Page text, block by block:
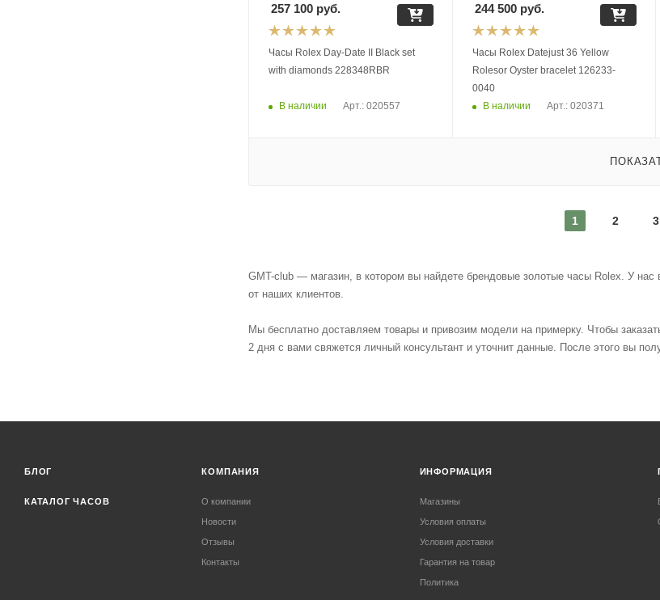
Часы Rolex Day-Date II Black set
with diamonds 228348RBR
В наличии Арт.: 020557
257 100 руб.
Часы Rolex Datejust 36 Yellow
Rolesor Oyster bracelet 126233-
0040
В наличии
Арт.: 020371
244 500руб.
1 2 3
GMT-club — магазин, в котором вы найдете брендовые золотые часы Rolex. У
от наших клиентов.
Мы бесплатно доставляем товары и привозим модели на примерку. Чтобы
2 дня с вами свяжется личный консультант и уточнит данные. После этого вы
БЛОГ
КАТАЛОГ ЧАСОВ
КОМПАНИЯ
О компании
Новости
Отзывы
Контакты
ИНФОРМАЦИЯ
Магазины
Условия оплаты
Условия доставки
Гарантия на товар
Политика